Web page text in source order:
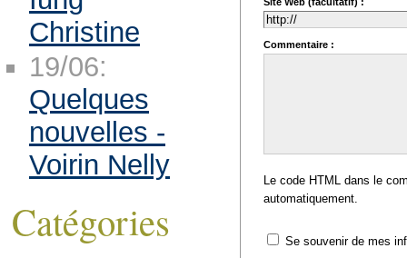
Site Web (facultatif) :
Commentaire :
Le code HTML dans le
automatiquement.
Se souvenir de mes
Christine
19/06:
Quelques
nouvelles -
Voirin Nelly
Catégories